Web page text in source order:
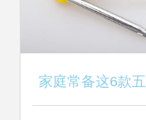
家庭常备这6款五